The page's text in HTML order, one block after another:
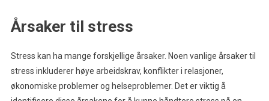
Årsaker til stress
Stress kan ha mange forskjellige årsaker. Noen vanlige årsaker til
stress inkluderer høye arbeidskrav, konflikter i relasjoner,
økonomiske problemer og helseproblemer. Det er viktig å